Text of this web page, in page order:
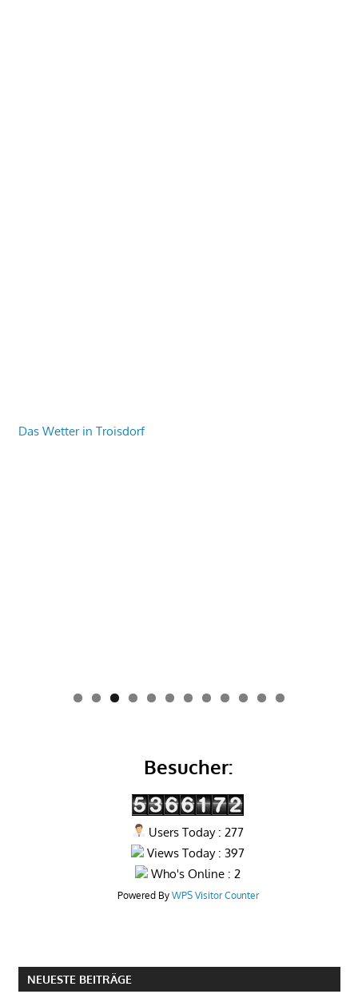
Das Wetter in Troisdorf
0 1 2
Besucher:
Users Today : 277
Views Today : 397
Who's Online : 2
Powered By WPS Visitor Counter
NEUESTE BEITRÄGE